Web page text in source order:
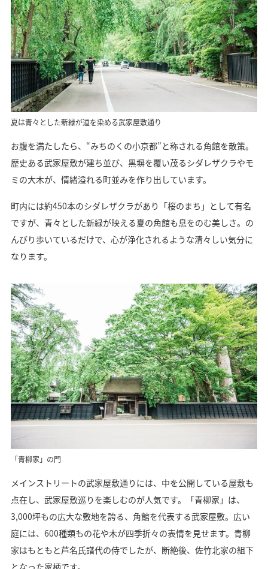
夏は青々とした新緑が道を染める武家屋敷通り
お腹を満たしたら、“みちのくの小京都”と称される角館を散策。
歴史ある武家屋敷が建ち並び、黒塀を覆い茂るシダレザクラやモ
ミの大木が、情緒溢れる町並みを作り出しています。
町内には約450本のシダレザクラがあり「桜のまち」として有名
ですが、青々とした新緑が映える夏の角館も息をのむ美しさ。の
んびり歩いているだけで、心が浄化されるような清々しい気分に
なります。
「青柳家」の門
メインストリートの武家屋敷通りには、中を公開している屋敷も
点在し、武家屋敷巡りを楽しむのが人気です。「青柳家」は、
3,000坪もの広大な敷地を誇る、角館を代表する武家屋敷。広い
庭には、600種類もの花や木が四季折々の表情を見せます。青柳
家はもともと芦名氏譜代の侍でしたが、断絶後、佐竹北家の組下
となった家柄です。